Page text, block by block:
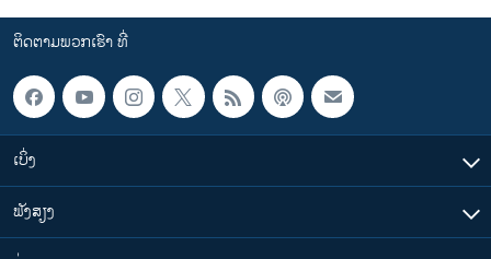
ຕິດຕາມພວກເຮົາ ທີ່
ເບິ່ງ
ຟັງສຽງ